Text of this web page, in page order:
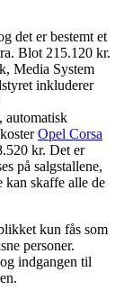
det er bestemt et
Blot 215.120 kr.
Media System
inkluderer
Opel Corsa
kr. Det er
på salgstallene,
kan skaffe alle de
kun fås som
personer.
indgangen til